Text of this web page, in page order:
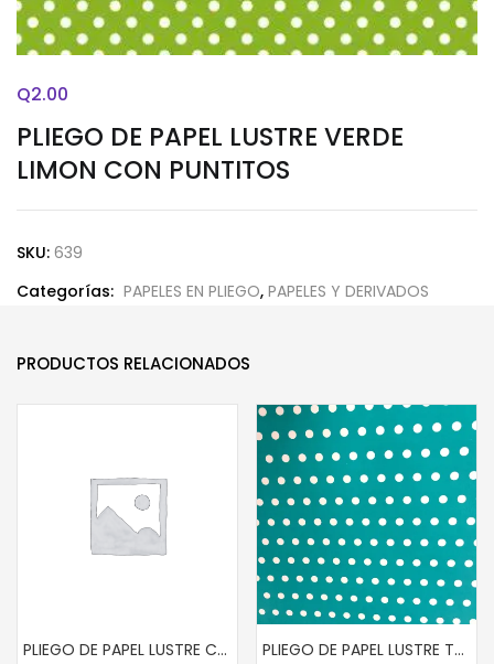
PLIEGO DE PAPEL LUSTRE VERDE
LIMON CON PUNTITOS
Q2.00
SKU: 639
Categorías: PAPELES EN PLIEGO, PAPELES Y DERIVADOS
PRODUCTOS RELACIONADOS
PLIEGO DE PAPEL LUSTRE COLOR AZUL
PLIEGO DE PAPEL LUSTRE TURQUEZA CON BOLITAS